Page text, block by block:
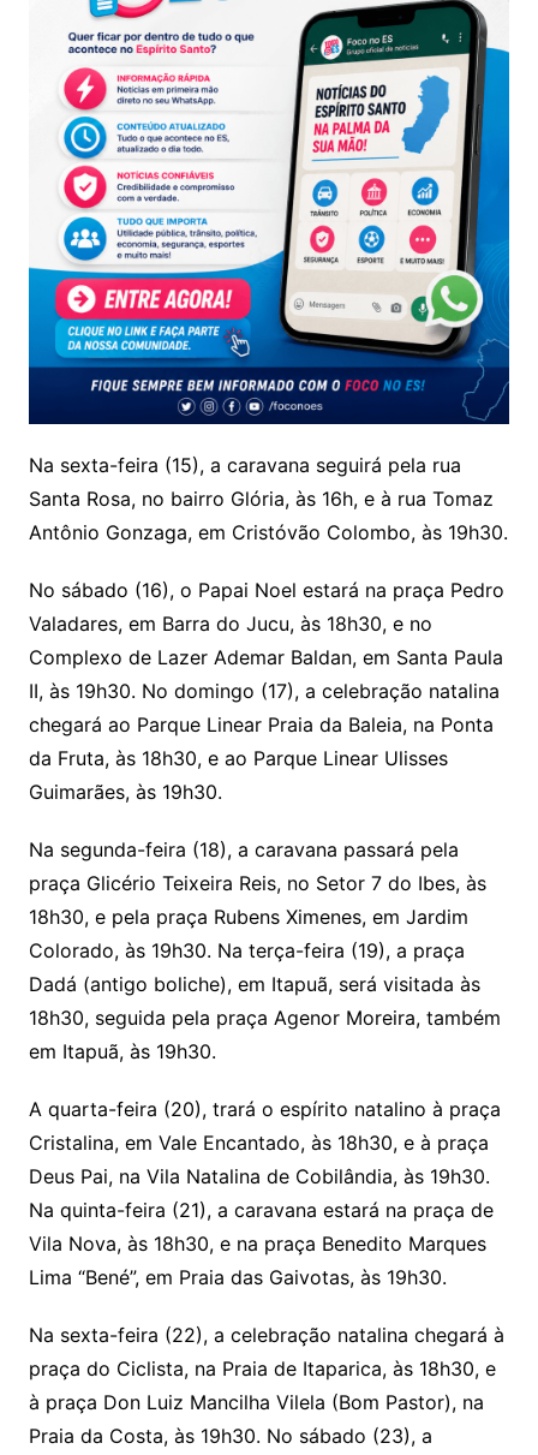
Na sexta-feira (15), a caravana seguirá pela rua
Santa Rosa, no bairro Glória, às 16h, e à rua Tomaz
Antônio Gonzaga, em Cristóvão Colombo, às 19h30.
No sábado (16), o Papai Noel estará na praça Pedro
Valadares, em Barra do Jucu, às 18h30, e no
Complexo de Lazer Ademar Baldan, em Santa Paula
II, às 19h30. No domingo (17), a celebração natalina
chegará ao Parque Linear Praia da Baleia, na Ponta
da Fruta, às 18h30, e ao Parque Linear Ulisses
Guimarães, às 19h30.
Na segunda-feira (18), a caravana passará pela
praça Glicério Teixeira Reis, no Setor 7 do Ibes, às
18h30, e pela praça Rubens Ximenes, em Jardim
Colorado, às 19h30. Na terça-feira (19), a praça
Dadá (antigo boliche), em Itapuã, será visitada às
18h30, seguida pela praça Agenor Moreira, também
em Itapuã, às 19h30.
A quarta-feira (20), trará o espírito natalino à praça
Cristalina, em Vale Encantado, às 18h30, e à praça
Deus Pai, na Vila Natalina de Cobilândia, às 19h30.
Na quinta-feira (21), a caravana estará na praça de
Vila Nova, às 18h30, e na praça Benedito Marques
Lima “Bené”, em Praia das Gaivotas, às 19h30.
Na sexta-feira (22), a celebração natalina chegará à
praça do Ciclista, na Praia de Itaparica, às 18h30, e
à praça Don Luiz Mancilha Vilela (Bom Pastor), na
Praia da Costa, às 19h30. No sábado (23), a